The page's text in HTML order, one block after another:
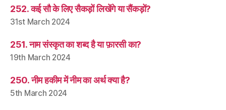
252. कई सौ के लिए सैकड़ों लिखेंगे या सैंकड़ों?
31st March 2024
251. नाम संस्कृत का शब्द है या फ़ारसी का?
19th March 2024
250. नीम हकीम में नीम का अर्थ क्या है?
5th March 2024